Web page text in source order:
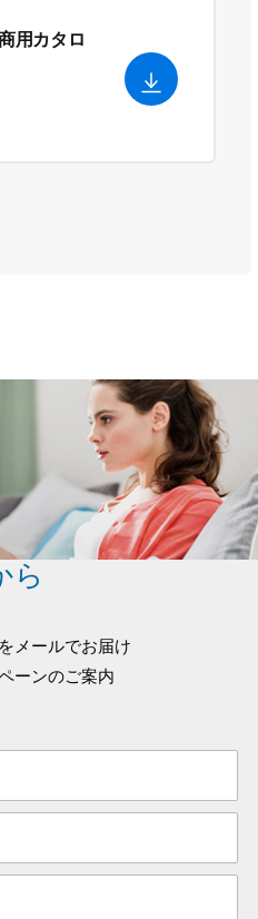
用カタロ
ら
メールでお届け
ーンのご案内